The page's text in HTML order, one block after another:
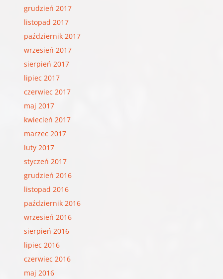
grudzień 2017
listopad 2017
październik 2017
wrzesień 2017
sierpień 2017
lipiec 2017
czerwiec 2017
maj 2017
kwiecień 2017
marzec 2017
luty 2017
styczeń 2017
grudzień 2016
listopad 2016
październik 2016
wrzesień 2016
sierpień 2016
lipiec 2016
czerwiec 2016
maj 2016